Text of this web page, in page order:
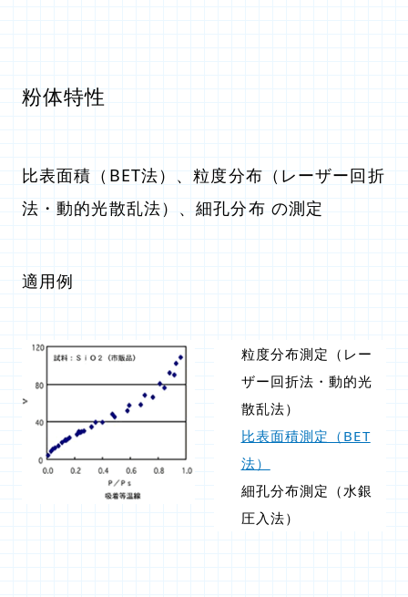
粉体特性
比表面積（BET法）、粒度分布（レーザー回折
法・動的光散乱法）、細孔分布 の測定
適用例
粒度分布測定（レー
ザー回折法・動的光
散乱法）
比表面積測定（BET
法）
細孔分布測定（水銀
圧入法）